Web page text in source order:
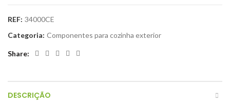
REF: 34000CE
Categoria: Componentes para cozinha exterior
Share
DESCRIÇÃO